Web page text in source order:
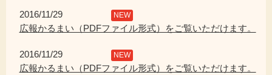
ニ
を
2016/11/29 NEW
広報かるまい（PDFファイル形式）をご覧いただけます。
2016/11/29 NEW
広報かるまい（PDFファイル形式）をご覧いただけます。